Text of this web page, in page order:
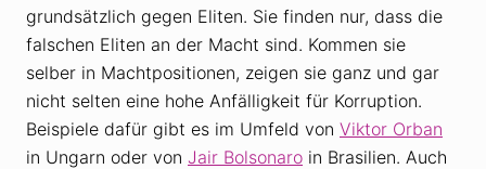
grundsätzlich gegen Eliten. Sie finden nur, dass die
falschen Eliten an der Macht sind. Kommen sie
selber in Machtpositionen, zeigen sie ganz und gar
nicht selten eine hohe Anfälligkeit für Korruption.
Beispiele dafür gibt es im Umfeld von Viktor Orban
in Ungarn oder von Jair Bolsonaro in Brasilien. Auch